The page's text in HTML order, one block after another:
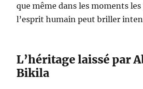
que même dans les moments
l’esprit humain peut briller
L’héritage laissé par
Bikila